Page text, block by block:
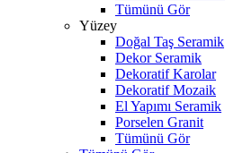
Tümünü Gör
Yüzey
Doğal Taş Seramik
Dekor Seramik
Dekoratif Karolar
Dekoratif Mozaik
El Yapımı Seramik
Porselen Granit
Tümünü Gör